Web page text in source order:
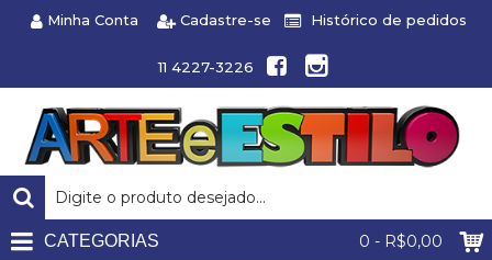
Minha Conta Cadastre-se Histórico de pedidos
11 4227-3226
0 - R$0,00
CATEGORIAS